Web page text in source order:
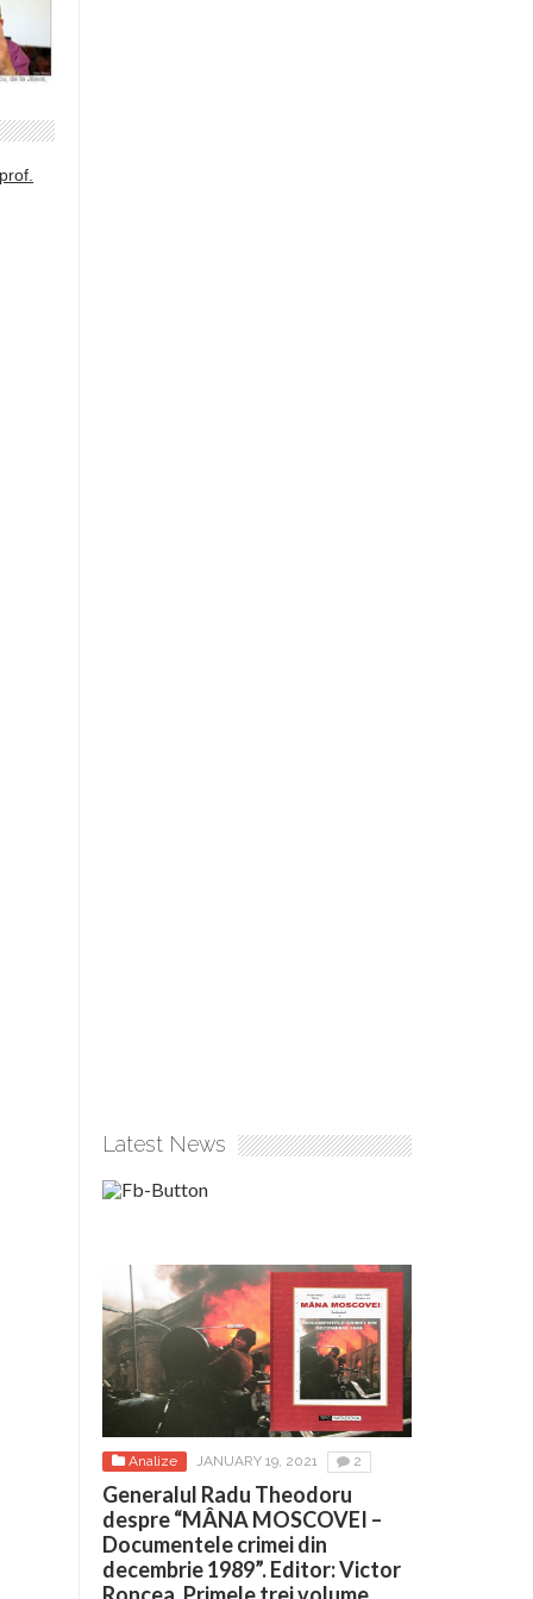
Latest News
Analize JANUARY 19, 2021 2
Generalul Radu Theodoru
despre “MÂNA MOSCOVEI –
Documentele crimei din
decembrie 1989”. Editor: Victor